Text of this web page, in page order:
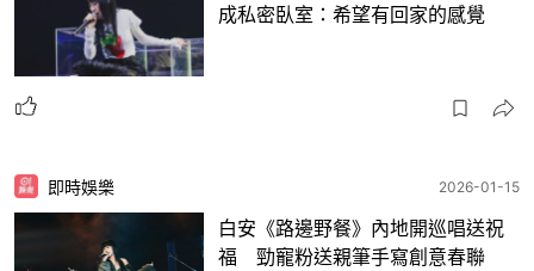
成私密臥室：希望有回家的感覺
即時娛樂 2026-01-15
白安《路邊野餐》內地開巡唱送祝
福 勁寵粉送親筆手寫創意春聯